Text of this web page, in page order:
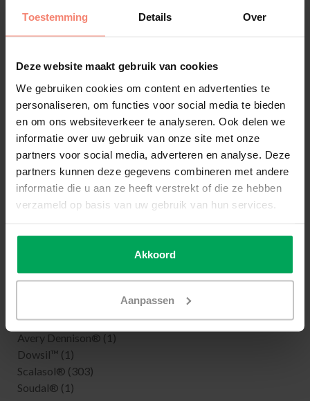
Toestemming Details Over
Deze website maakt gebruik van cookies
We gebruiken cookies om content en advertenties te
personaliseren, om functies voor social media te bieden
en om ons websiteverkeer te analyseren. Ook delen we
informatie over uw gebruik van onze site met onze
partners voor social media, adverteren en analyse. Deze
partners kunnen deze gegevens combineren met andere
informatie die u aan ze heeft verstrekt of die ze hebben
verzameld op basis van uw gebruik van hun services.
Akkoord
Aanpassen
Fensterfolie mit Motiv
(2)
Splitterschutzfolie
Anti-Graffiti Folie (1)
Einbruchschutzfolie(3)
Sicherheit Aufkleber(11)
Isolierfolie (5)
Verdunkelungsfolien(6)
Einbruchschutzfolie (4)
Werkzeug(15)
Beratung (0)
Anleitung zum Verkleben der Fensterfolien (0)
Angebot anfordern(0)
Marken:
Avery Dennison® (1)
Dowsil™ (1)
Scalasol® (303)
Soudal® (1)